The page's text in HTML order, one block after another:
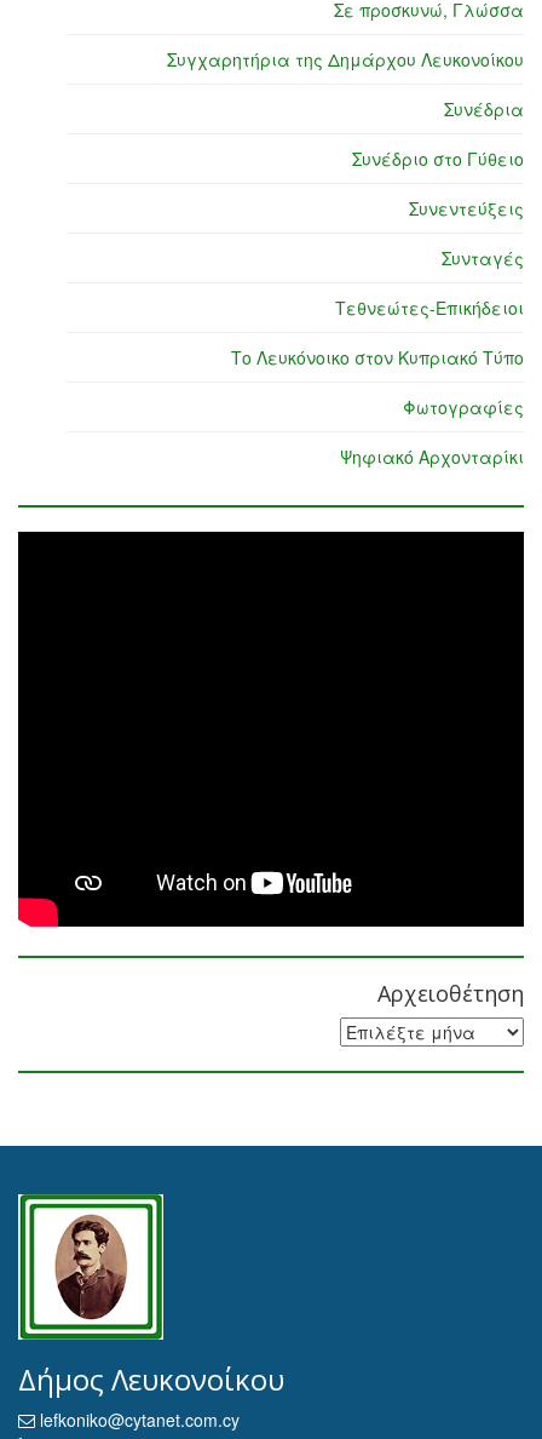
Σε προσκυνώ, Γλώσσα
Συγχαρητήρια της Δημάρχου Λευκονοίκου
Συνέδρια
Συνέδριο στο Γύθειο
Συνεντεύξεις
Συνταγές
Τεθνεώτες-Επικήδειοι
Το Λευκόνοικο στον Κυπριακό Τύπο
Φωτογραφίες
Ψηφιακό Αρχονταρίκι
Αρχειοθέτηση
Αρχειοθέτηση
Δήμος Λευκονοίκου
lefkoniko@cytanet.com.cy